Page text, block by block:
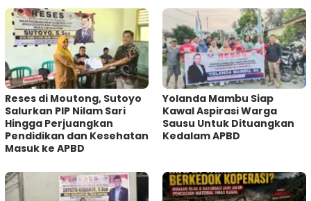
Reses di Moutong, Sutoyo
Salurkan PIP Nilam Sari
Hingga Perjuangkan
Pendidikan dan Kesehatan
Masuk ke APBD
Yolanda Mambu Siap
Kawal Aspirasi Warga
Sausu Untuk Dituangkan
Kedalam APBD